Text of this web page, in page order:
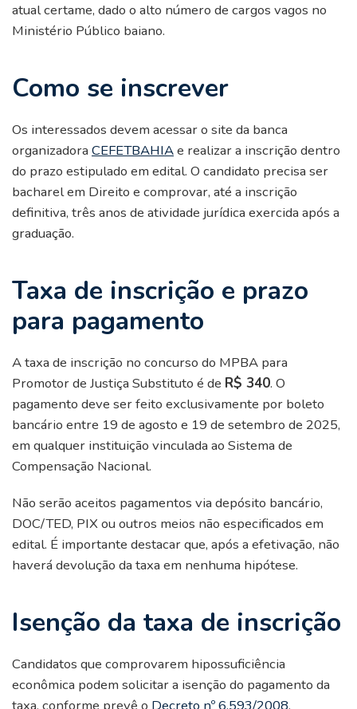
atual certame, dado o alto número de cargos vagos no
Ministério Público baiano.
Como se inscrever
Os interessados devem acessar o site da banca
organizadora CEFETBAHIAe realizar a inscrição dentro
do prazo estipulado em edital. O candidato precisa ser
bacharel em Direito e comprovar, até a inscrição
definitiva, três anos de atividade jurídica exercida após a
graduação.
Taxa de inscrição e prazo
para pagamento
A taxa de inscrição no concurso do MPBA para
Promotor de Justiça Substituto é de R$ 340. O
pagamento deve ser feito exclusivamente por boleto
bancário entre 19 de agosto e 19 de setembro de 2025,
em qualquer instituição vinculada ao Sistema de
Compensação Nacional.
Não serão aceitos pagamentos via depósito bancário,
DOC/TED, PIX ou outros meios não especificados em
edital. É importante destacar que, após a efetivação, não
haverá devolução da taxa em nenhuma hipótese.
Isenção da taxa de inscrição
Candidatos que comprovarem hipossuficiência
econômica podem solicitar a isenção do pagamento da